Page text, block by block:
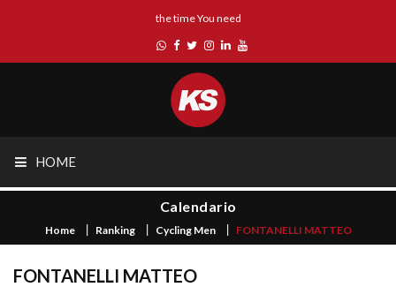
the time You need
HOME
Calendario
Home Ranking Cycling Men FONTANELLI MATTEO
FONTANELLI MATTEO